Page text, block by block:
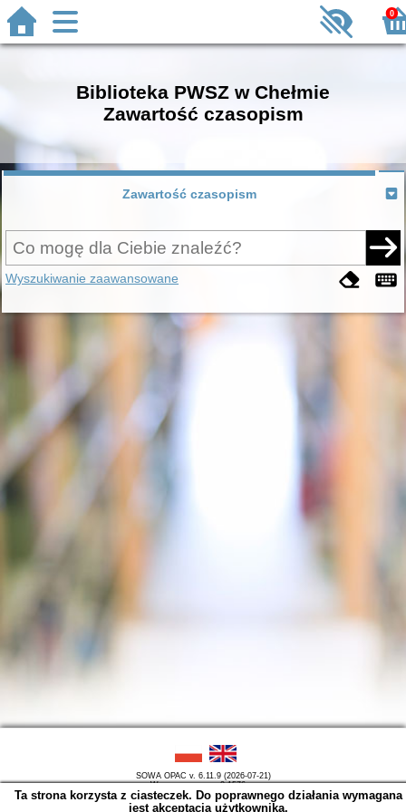
0
Biblioteka PWSZ w Chełmie
Zawartość czasopism
Zawartość czasopism
Wyszukiwanie zaawansowane
SOWA OPAC v. 6.11.9 (2026-07-21)
Wygenerowano w 0,1576 s.
Ta strona korzysta z ciasteczek. Do poprawnego działania wymagana
jest akceptacja użytkownika.